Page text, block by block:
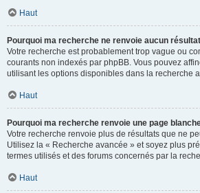
Haut
Pourquoi ma recherche ne renvoie aucun
Votre recherche est probablement trop vague ou
courants non indexés par phpBB. Vous pouvez
utilisant les options disponibles dans la recherche
Haut
Pourquoi ma recherche renvoie une page
Votre recherche renvoie plus de résultats que ne
Utilisez la « Recherche avancée » et soyez plus
termes utilisés et des forums concernés par la
Haut